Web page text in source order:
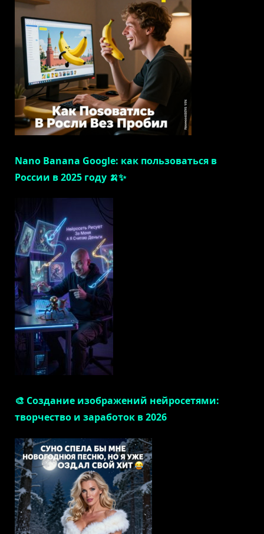
Nano Banana Google: как пользоваться в
России в 2025 году 🍌✨
🎨 Создание изображений нейросетями:
творчество и заработок в 2026